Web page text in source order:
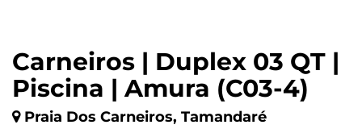
Carneiros | Duplex 03 QT |
Piscina | Amura (C03-4)
Praia Dos Carneiros, Tamandaré